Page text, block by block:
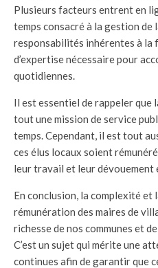
Plusieurs facteurs entrent en
temps consacré à la gestion de
responsabilités inhérentes à la
d’expertise nécessaire pour
quotidiennes.
Il est essentiel de rappeler
tout une mission de service
temps. Cependant, il est tout
ces élus locaux soient
leur travail et leur dévouement
En conclusion, la complexité et
rémunération des maires de
richesse de nos communes et
C’est un sujet qui mérite une
continues afin de garantir que